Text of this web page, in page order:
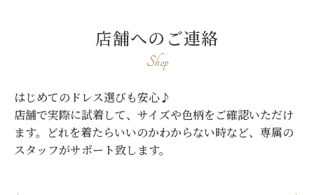
店舗へのご連絡
Shop
はじめてのドレス選びも安心♪
店舗で実際に試着して、サイズや色柄をご確認いただけ
ます。
どれを着たらいいのかわからない時など、専属の
スタッフがサポート致します。